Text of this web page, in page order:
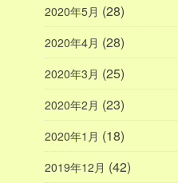
2020年5月 (28)
2020年4月 (28)
2020年3月 (25)
2020年2月 (23)
2020年1月 (18)
2019年12月 (42)